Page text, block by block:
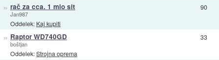
» rač za cca. 1 mio sit
Jan987
Oddelek: Kaj kupiti
90
» Raptor WD740GD
boštjan
Oddelek:Strojna oprema
33